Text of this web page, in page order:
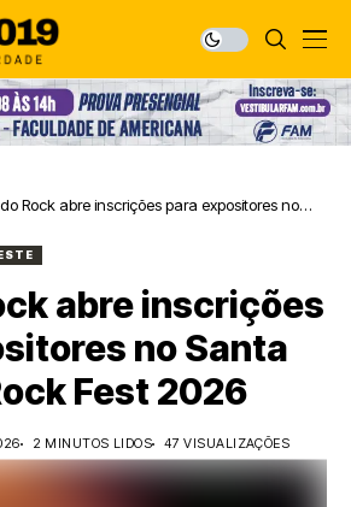
Rock abre inscrições para expositores no
abre inscrições
no Santa
Fest 2026
2 MINUTOS LIDOS 47 VISUALIZAÇÕES